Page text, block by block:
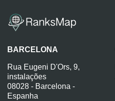
BARCELONA
Rua Eugeni D'Ors, 9,
instalações
08028 - Barcelona -
Espanha